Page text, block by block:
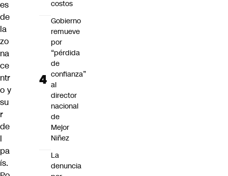
es
de
la
zo
na
ce
ntr
o y
su
r
de
l
pa
ís.
costos
Gobierno
remueve
por
“pérdida
de
confianza”
al
director
nacional
de
Mejor
Niñez
La
denuncia